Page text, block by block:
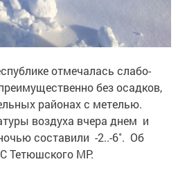
отмечалась слабо-
без осадков,
районах с метелью.
воздуха вчера днем и
составили -2..-6˚. Об
Тетюшского МР.